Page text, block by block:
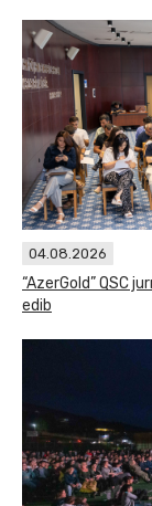
04.08.2026
“AzerGold” QSC
edib